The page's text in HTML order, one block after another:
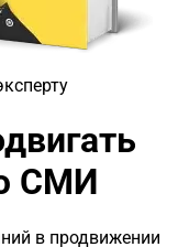
СМИ
в продвижении